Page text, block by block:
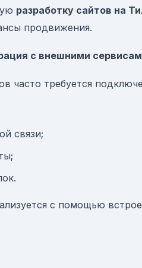
разработку сайтов на
продвижения.
с внешними
часто требуется
связи;
с помощью